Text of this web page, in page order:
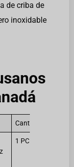
de criba de
inoxidable
Cantidad
1 PC